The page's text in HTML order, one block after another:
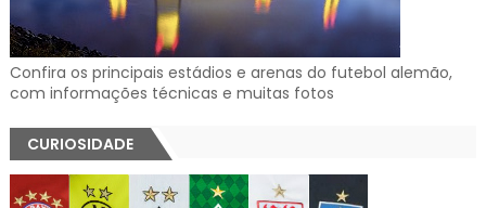
Confira os principais estádios e arenas do futebol alemão,
com informações técnicas e muitas fotos
CURIOSIDADE